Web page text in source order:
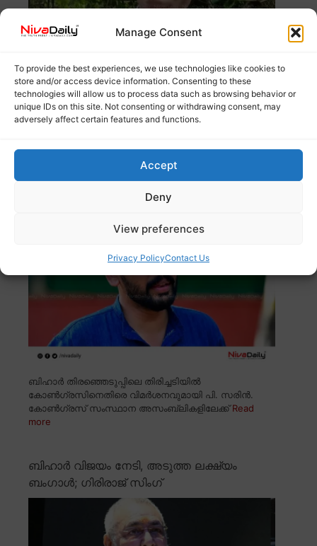
Manage Consent
To provide the best experiences, we use technologies like cookies to
store and/or access device information. Consenting to these
technologies will allow us to process data such as browsing behavior or
unique IDs on this site. Not consenting or withdrawing consent, may
adversely affect certain features and functions.
Accept
Deny
View preferences
Privacy PolicyContact Us
തൃശ്ശൂർ മേയർ എം.കെ. വർഗീസ് എൽ.ഡി.എഫുമായുള്ള
ബന്ധം ഉടമ്പടി പ്രകാരം അവസാനിച്ചെന്ന് അറിയിച്ചു.
Read more
കോൺഗ്രസ് സംസ്ഥാന
അസംബ്ലികളിലേക്ക് മത്സരിക്കരുത്; പി.
സരിൻ്റെ പ്രതികരണം ശ്രദ്ധേയമാകുന്നു.
ബിഹാർ തിരഞ്ഞെടുപ്പിലെ തിരിച്ചടിയിൽ
കോൺഗ്രസിനെതിരെ വിമർശനവുമായി പി. സരിൻ.
കോൺഗ്രസ് സംസ്ഥാന അസംബ്ലികളിലേക്ക്Read
more
ബിഹാർ വിജയം നേടി, അടുത്ത ലക്ഷ്യം
ബംഗാൾ; ഗിരിരാജ് സിംഗ്